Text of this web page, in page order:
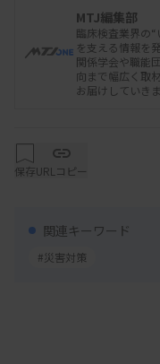
点で3カ所のみだ
年度中に20カ所超
昨年12月23日には
したウェブ会議を
局等との具体的な
明を受けた。次回
MTJ編集部
臨床検査業界の
を支える情報を
関係学会や職能
向まで幅広く取
お届けしていきま
保存URLコピー
関連キーワード
#災害対策